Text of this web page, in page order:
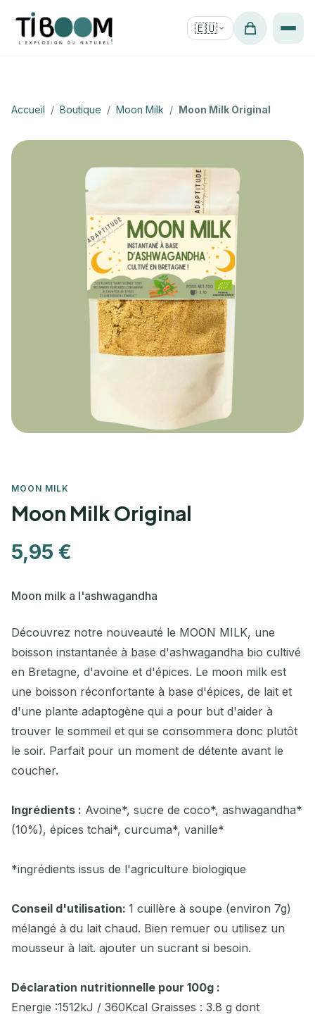
🇪🇺
Accueil / Boutique / Moon Milk / Moon Milk Original
MOON MILK
Moon Milk Original
5,95 €
Moon milk a l'ashwagandha
Découvrez notre nouveauté le MOON MILK, une
boisson instantanée à base d'ashwagandha bio cultivé
en Bretagne, d'avoine et d'épices. Le moon milk est
une boisson réconfortante à base d'épices, de lait et
d'une plante adaptogène qui a pour but d'aider à
trouver le sommeil et qui se consommera donc plutôt
le soir. Parfait pour un moment de détente avant le
coucher.
Ingrédients : Avoine*, sucre de coco*, ashwagandha*
(10%), épices tchai*, curcuma*, vanille*
*ingrédients issus de l'agriculture biologique
Conseil d'utilisation: 1 cuillère à soupe (environ 7g)
mélangé à du lait chaud. Bien remuer ou utilisez un
mousseur à lait. ajouter un sucrant si besoin.
Déclaration nutritionnelle pour 100g :
Energie :1512kJ / 360Kcal Graisses : 3.8 g dont